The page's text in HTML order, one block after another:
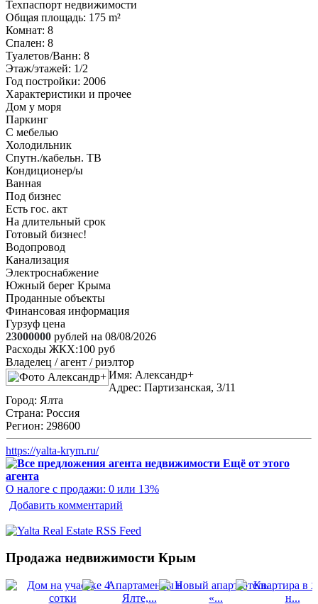
Техпаспорт недвижимости
Общая площадь: 175 m²
Комнат: 8
Спален: 8
Туалетов/Ванн: 8
Этаж/этажей: 1/2
Год постройки: 2006
Характеристики и прочее
Дом у моря
Паркинг
С мебелью
Холодильник
Спутн./кабельн. ТВ
Кондиционер/ы
Ванная
Под бизнес
Есть гос. акт
На длительный срок
Готовый бизнес!
Водопровод
Канализация
Электроснабжение
Южный берег Крыма
Проданные объекты
Финансовая информация
Гурзуф цена
23000000 рублей на 08/08/2026
Расходы ЖКХ:100 руб
Владелец / агент / риэлтор
Имя: Александр+
Адрес: Партизанская, 3/11
Город: Ялта
Страна: Россия
Регион: 298600
https://yalta-krym.ru/
Ещё от этого
агента
О налоге с продажи: 0 или 13%
Добавить комментарий
Продажа недвижимости Крым